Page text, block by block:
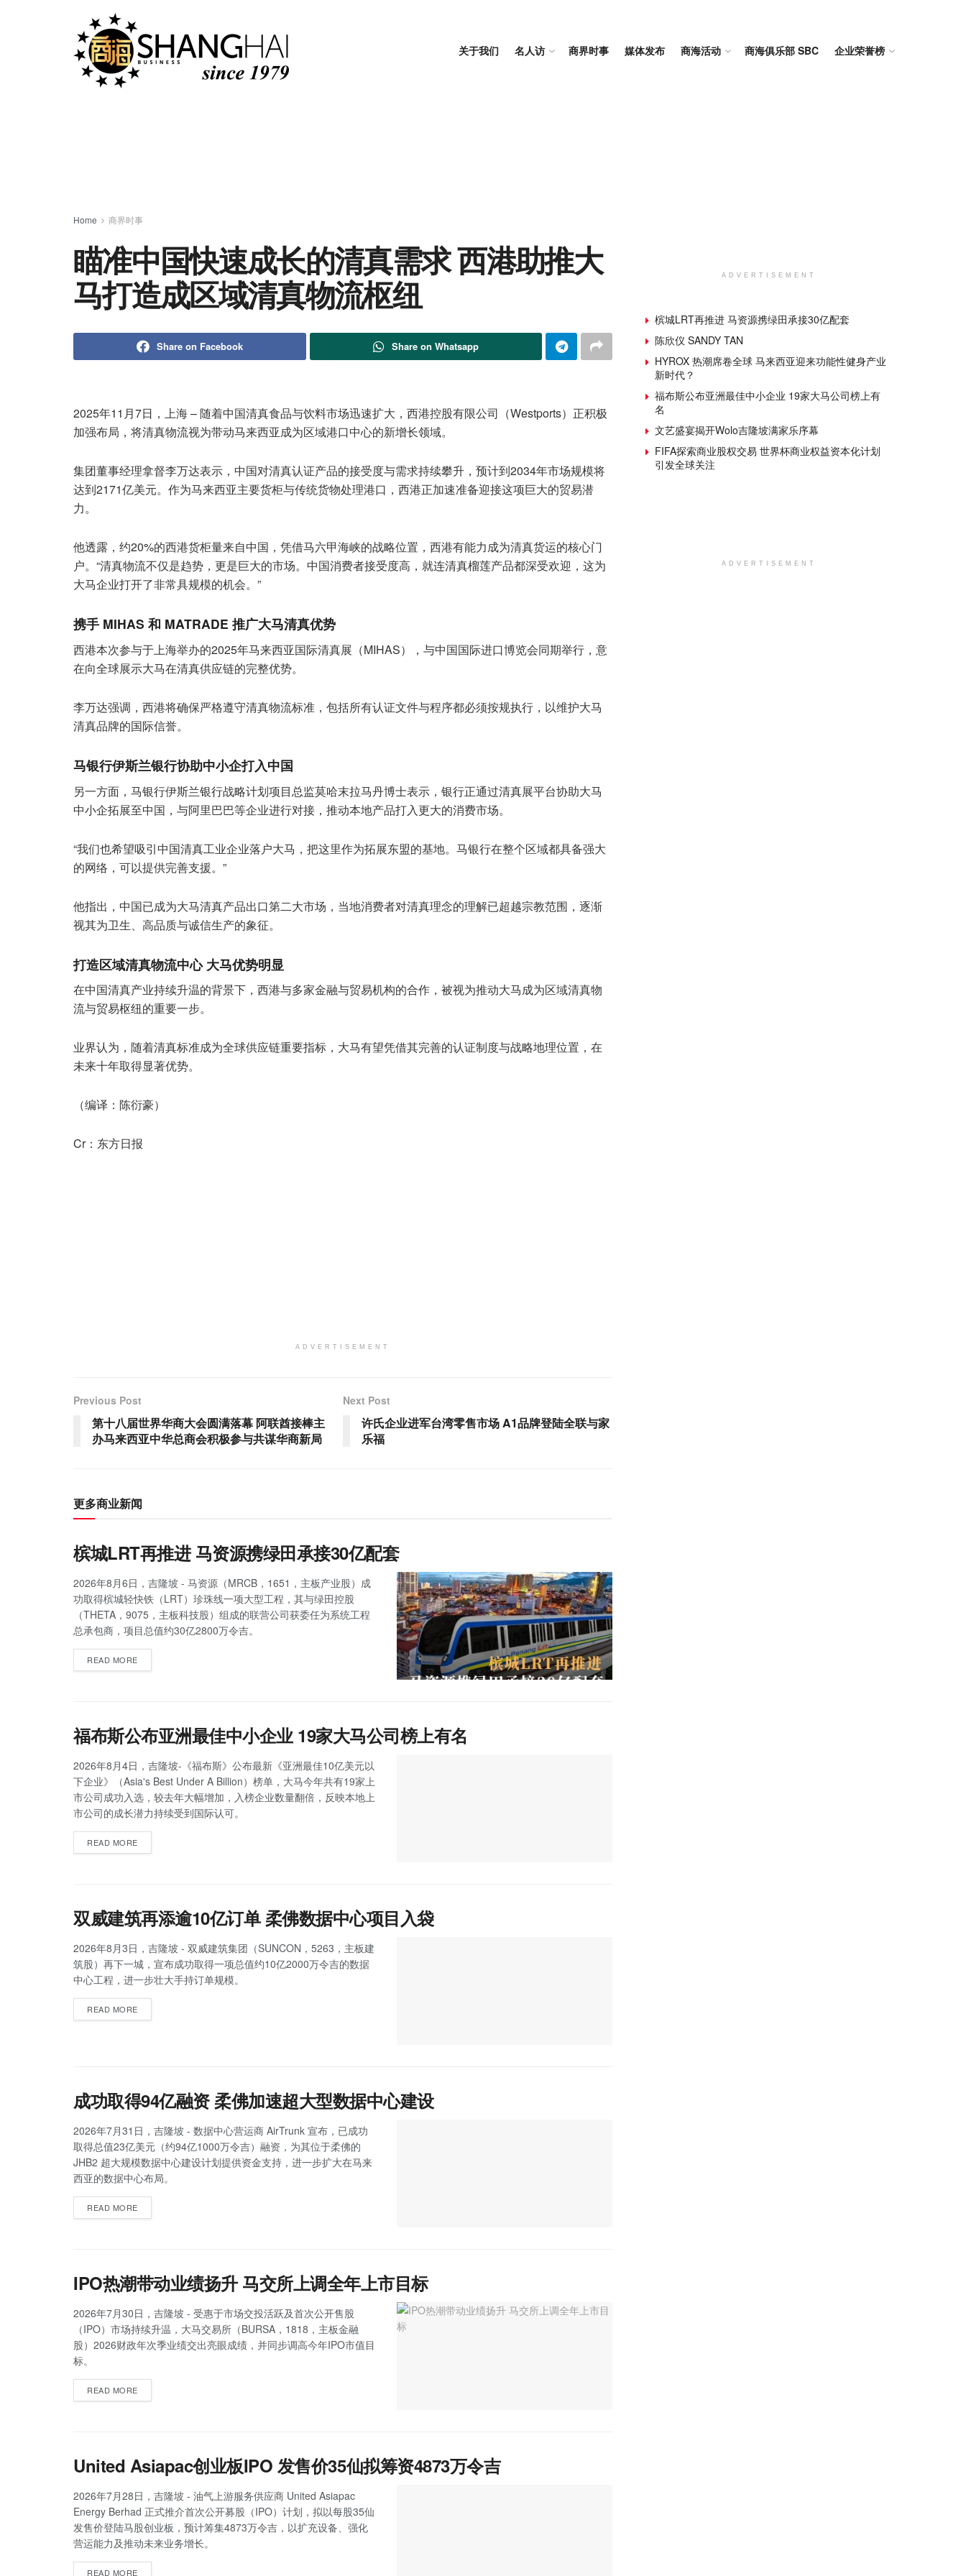
关于我们 名人访 商界时事 媒体发布 商海活动 商海俱乐部 SBC 企业荣誉榜
Home 商界时事
瞄准中国快速成长的清真需求 西港助推大
马打造成区域清真物流枢纽
Share on Facebook Share on Whatsapp
2025年11月7日，上海 – 随着中国清真食品与饮料市场迅速扩大，西港控股有限公司（Westports）正积极
加强布局，将清真物流视为带动马来西亚成为区域港口中心的新增长领域。
集团董事经理拿督李万达表示，中国对清真认证产品的接受度与需求持续攀升，预计到2034年市场规模将
达到2171亿美元。作为马来西亚主要货柜与传统货物处理港口，西港正加速准备迎接这项巨大的贸易潜
力。
他透露，约20%的西港货柜量来自中国，凭借马六甲海峡的战略位置，西港有能力成为清真货运的核心门
户。“清真物流不仅是趋势，更是巨大的市场。中国消费者接受度高，就连清真榴莲产品都深受欢迎，这为
大马企业打开了非常具规模的机会。”
携手 MIHAS 和 MATRADE 推广大马清真优势
西港本次参与于上海举办的2025年马来西亚国际清真展（MIHAS），与中国国际进口博览会同期举行，意
在向全球展示大马在清真供应链的完整优势。
李万达强调，西港将确保严格遵守清真物流标准，包括所有认证文件与程序都必须按规执行，以维护大马
清真品牌的国际信誉。
马银行伊斯兰银行协助中小企打入中国
另一方面，马银行伊斯兰银行战略计划项目总监莫哈末拉马丹博士表示，银行正通过清真展平台协助大马
中小企拓展至中国，与阿里巴巴等企业进行对接，推动本地产品打入更大的消费市场。
“我们也希望吸引中国清真工业企业落户大马，把这里作为拓展东盟的基地。马银行在整个区域都具备强大
的网络，可以提供完善支援。”
他指出，中国已成为大马清真产品出口第二大市场，当地消费者对清真理念的理解已超越宗教范围，逐渐
视其为卫生、高品质与诚信生产的象征。
打造区域清真物流中心 大马优势明显
在中国清真产业持续升温的背景下，西港与多家金融与贸易机构的合作，被视为推动大马成为区域清真物
流与贸易枢纽的重要一步。
业界认为，随着清真标准成为全球供应链重要指标，大马有望凭借其完善的认证制度与战略地理位置，在
未来十年取得显著优势。
（编译：陈衍豪）
Cr：东方日报
ADVERTISEMENT
Previous Post
第十八届世界华商大会圆满落幕 阿联酋接棒主
办马来西亚中华总商会积极参与共谋华商新局
Next Post
许氏企业进军台湾零售市场 A1品牌登陆全联与家
乐福
更多商业新闻
槟城LRT再推进 马资源携绿田承接30亿配套
2026年8月6日，吉隆坡 - 马资源（MRCB，1651，主板产业股）成
功取得槟城轻快铁（LRT）珍珠线一项大型工程，其与绿田控股
（THETA，9075，主板科技股）组成的联营公司获委任为系统工程
总承包商，项目总值约30亿2800万令吉。
READ MORE
福布斯公布亚洲最佳中小企业 19家大马公司榜上有名
2026年8月4日，吉隆坡-《福布斯》公布最新《亚洲最佳10亿美元以
下企业》（Asia's Best Under A Billion）榜单，大马今年共有19家上
市公司成功入选，较去年大幅增加，入榜企业数量翻倍，反映本地上
市公司的成长潜力持续受到国际认可。
READ MORE
双威建筑再添逾10亿订单 柔佛数据中心项目入袋
2026年8月3日，吉隆坡 - 双威建筑集团（SUNCON，5263，主板建
筑股）再下一城，宣布成功取得一项总值约10亿2000万令吉的数据
中心工程，进一步壮大手持订单规模。
READ MORE
成功取得94亿融资 柔佛加速超大型数据中心建设
2026年7月31日，吉隆坡 - 数据中心营运商 AirTrunk 宣布，已成功
取得总值23亿美元（约94亿1000万令吉）融资，为其位于柔佛的
JHB2 超大规模数据中心建设计划提供资金支持，进一步扩大在马来
西亚的数据中心布局。
READ MORE
IPO热潮带动业绩扬升 马交所上调全年上市目标
2026年7月30日，吉隆坡 - 受惠于市场交投活跃及首次公开售股
（IPO）市场持续升温，大马交易所（BURSA，1818，主板金融
股）2026财政年次季业绩交出亮眼成绩，并同步调高今年IPO市值目
标。
READ MORE
United Asiapac创业板IPO 发售价35仙拟筹资4873万令吉
2026年7月28日，吉隆坡 - 油气上游服务供应商 United Asiapac
Energy Berhad 正式推介首次公开募股（IPO）计划，拟以每股35仙
发售价登陆马股创业板，预计筹集4873万令吉，以扩充设备、强化
营运能力及推动未来业务增长。
READ MORE
ADVERTISEMENT
槟城LRT再推进 马资源携绿田承接30亿配套
陈欣仪 SANDY TAN
HYROX 热潮席卷全球 马来西亚迎来功能性健身产业
新时代？
福布斯公布亚洲最佳中小企业 19家大马公司榜上有
名
文艺盛宴揭开Wolo吉隆坡满家乐序幕
FIFA探索商业股权交易 世界杯商业权益资本化计划
引发全球关注
ADVERTISEMENT